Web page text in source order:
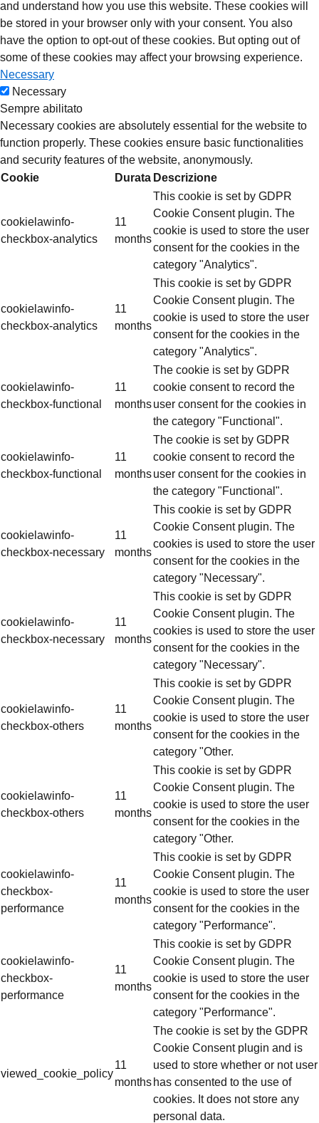
and understand how you use this website. These cookies will
be stored in your browser only with your consent. You also
have the option to opt-out of these cookies. But opting out of
some of these cookies may affect your browsing experience.
Necessary
Necessary
Sempre abilitato
Necessary cookies are absolutely essential for the website to
function properly. These cookies ensure basic functionalities
and security features of the website, anonymously.
Cookie
Durata Descrizione
cookielawinfo-
checkbox-analytics
11
months
This cookie is set by GDPR
Cookie Consent plugin. The
cookie is used to store the user
consent for the cookies in the
category "Analytics".
cookielawinfo-
checkbox-analytics
11
months
This cookie is set by GDPR
Cookie Consent plugin. The
cookie is used to store the user
consent for the cookies in the
category "Analytics".
cookielawinfo-
checkbox-functional
11
months
The cookie is set by GDPR
cookie consent to record the
user consent for the cookies in
the category "Functional".
cookielawinfo-
checkbox-functional
11
months
The cookie is set by GDPR
cookie consent to record the
user consent for the cookies in
the category "Functional".
cookielawinfo-
checkbox-necessary
11
months
This cookie is set by GDPR
Cookie Consent plugin. The
cookies is used to store the user
consent for the cookies in the
category "Necessary".
cookielawinfo-
checkbox-necessary
11
months
This cookie is set by GDPR
Cookie Consent plugin. The
cookies is used to store the user
consent for the cookies in the
category "Necessary".
cookielawinfo-
checkbox-others
11
months
This cookie is set by GDPR
Cookie Consent plugin. The
cookie is used to store the user
consent for the cookies in the
category "Other.
cookielawinfo-
checkbox-others
11
months
This cookie is set by GDPR
Cookie Consent plugin. The
cookie is used to store the user
consent for the cookies in the
category "Other.
cookielawinfo-
checkbox-
performance
11
months
This cookie is set by GDPR
Cookie Consent plugin. The
cookie is used to store the user
consent for the cookies in the
category "Performance".
cookielawinfo-
checkbox-
performance
11
months
This cookie is set by GDPR
Cookie Consent plugin. The
cookie is used to store the user
consent for the cookies in the
category "Performance".
viewed_cookie_policy
11
months
The cookie is set by the GDPR
Cookie Consent plugin and is
used to store whether or not user
has consented to the use of
cookies. It does not store any
personal data.